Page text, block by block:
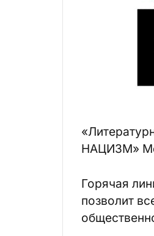
НАЦИЗМ»
Горячая
позволит